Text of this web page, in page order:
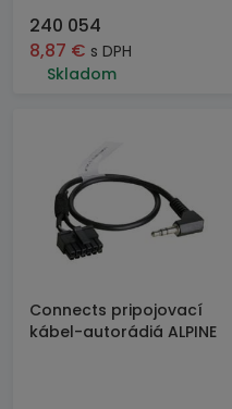
240 054
8,87 € s DPH
Skladom
Connects pripojovací
kábel-autorádiá ALPINE